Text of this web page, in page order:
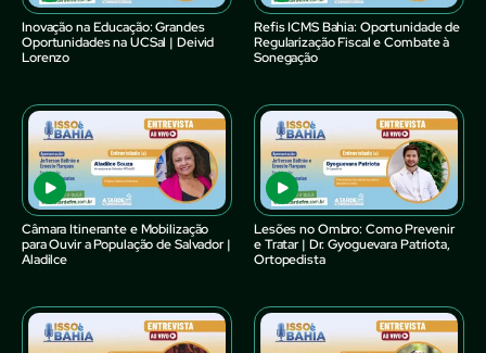
Inovação na Educação: Grandes
Oportunidades na UCSal | Deivid
Lorenzo
Refis ICMS Bahia: Oportunidade de
Regularização Fiscal e Combate à
Sonegação
Câmara Itinerante e Mobilização
para Ouvir a População de Salvador |
Aladilce
Lesões no Ombro: Como Prevenir
e Tratar | Dr. Gyoguevara Patriota,
Ortopedista